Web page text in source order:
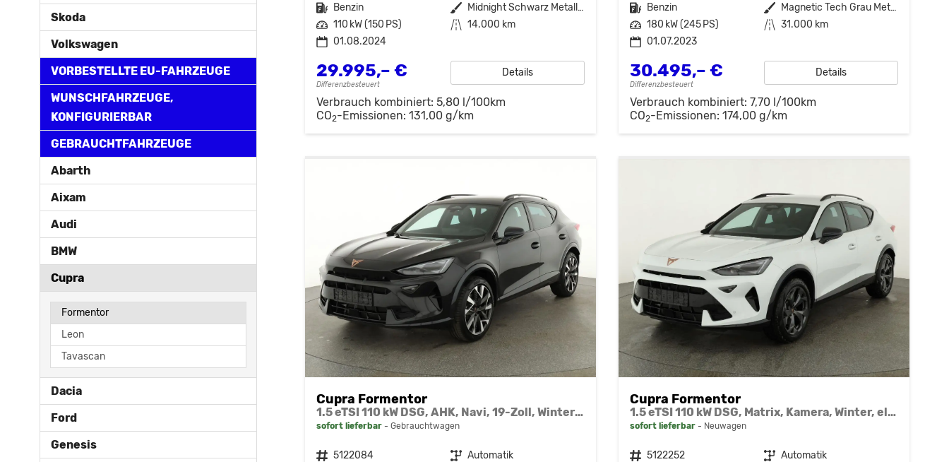
Kraftstoff Benzin Außenfarbe
Midnight Schwarz Metallic
Leistung 110 kW (150 PS) Kilometerstand 14.000 km
01.08.2024
29.995,– €
Differenzbesteuert
Details
Verbrauch kombiniert: 5,80 l/100km
CO2-Emissionen: 131,00 g/km
Kraftstoff Benzin Außenfarbe
Magnetic Tech Grau Metallic
Leistung 180 kW (245 PS) Kilometerstand 31.000 km
01.07.2023
30.495,– €
Differenzbesteuert
Details
Verbrauch kombiniert: 7,70 l/100km
CO2-Emissionen: 174,00 g/km
Cupra Formentor
1.5 eTSI 110 kW DSG, AHK, Navi, 19-Zoll, Winterpaket
sofort lieferbar Gebrauchtwagen
Fahrzeugnr. 5122084 Getriebe Automatik
Cupra Formentor
1.5 eTSI 110 kW DSG, Matrix, Kamera, Winter, el. Klappe, 5 J.-Garantie
sofort lieferbar Neuwagen
Fahrzeugnr. 5122252 Getriebe Automatik
Skoda
Volkswagen
VORBESTELLTE EU-FAHRZEUGE
WUNSCHFAHRZEUGE,
KONFIGURIERBAR
GEBRAUCHTFAHRZEUGE
Abarth
Aixam
Audi
BMW
Cupra
Formentor
Leon
Tavascan
Dacia
Ford
Genesis